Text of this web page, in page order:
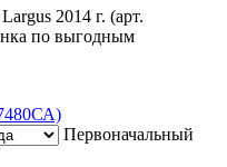
Первоначальный